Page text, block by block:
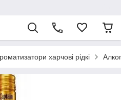
харчові рідкі